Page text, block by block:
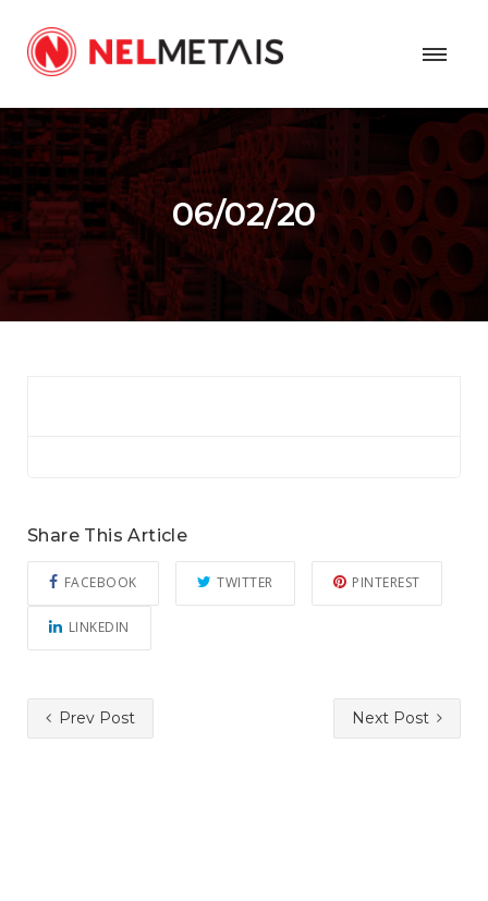
06/02/20
Share This Article
FACEBOOK TWITTER PINTEREST
LINKEDIN
Prev Post Next Post